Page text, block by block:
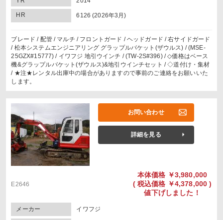
HR 6126 (2026年3月)
ブレード / 配管 / マルチ / フロントガード / ヘッドガード / 右サイドガード
/ 松本システムエンジニアリング グラップルバケット(ザウルス) / (MSE-
25GZX#15777) / イワフジ 地引ウインチ / (TW-2S#396) / ◇価格はベース
機&グラップルバケット(ザウルス)&地引ウインチセット / ◇道付け・集材
/ ★注★レンタル出庫中の場合がありますので事前のご連絡をお願いいた
します。
お問い合わせ
詳細を見る
E2646
本体価格 ￥3,980,000
( 税込価格 ￥4,378,000 )
値下げしました！
メーカー イワフジ